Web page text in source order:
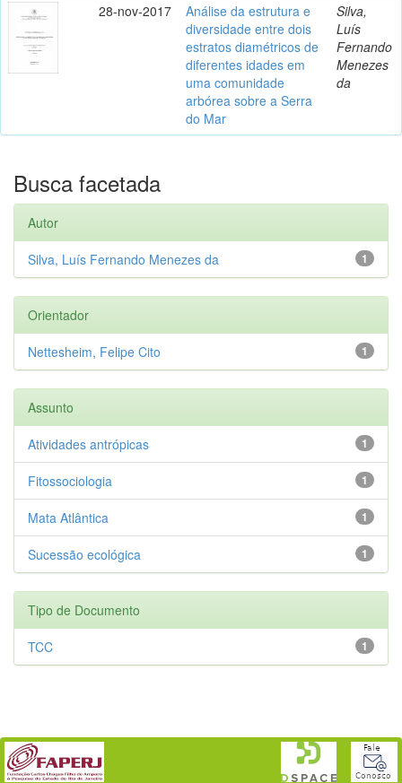
28-nov-2017
Análise da estrutura e
diversidade entre dois
estratos diamétricos de
diferentes idades em
uma comunidade
arbórea sobre a Serra
do Mar
Silva,
Luís
Fernando
Menezes
da
Busca facetada
Autor
1
Silva, Luís Fernando Menezes da
Orientador
1
Nettesheim, Felipe Cito
Assunto
1
Atividades antrópicas
1
Fitossociologia
1
Mata Atlântica
1
Sucessão ecológica
Tipo de Documento
1
TCC